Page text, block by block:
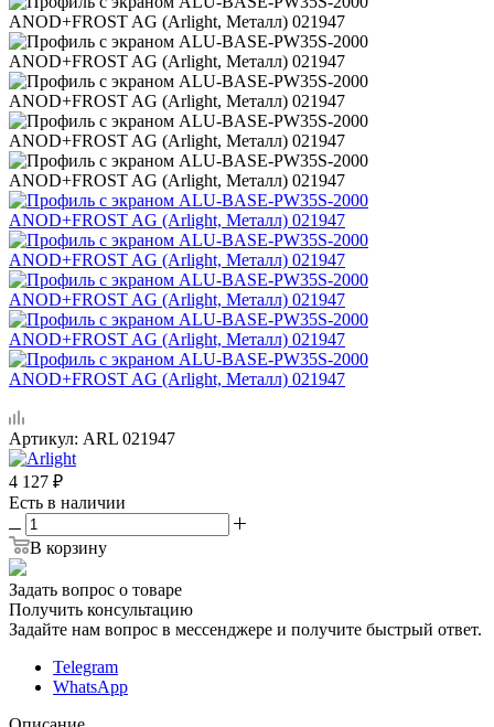
Артикул: ARL 021947
4 127 ₽
Есть в наличии
В корзину
Задать вопрос о товаре
Получить консультацию
Задайте нам вопрос в мессенджере и получите быстрый ответ.
Telegram
WhatsApp